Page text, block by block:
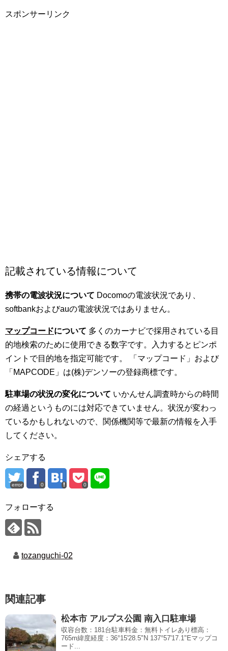
スポンサーリンク
記載されている情報について
携帯の電波状況について Docomoの電波状況であり、
softbankおよびauの電波状況ではありません。
マップコードについて 多くのカーナビで採用されている目
的地検索のために使用できる数字です。入力するとピンポ
イントで目的地を指定可能です。 「マップコード」および
「MAPCODE」は(株)デンソーの登録商標です。
駐車場の状況の変化について いかんせん調査時からの時間
の経過というものには対応できていません。状況が変わっ
ているかもしれないので、関係機関等で最新の情報を入手
してください。
シェアする
error 0 0
フォローする
tozanguchi-02
関連記事
松本市 アルプス公園 南入口駐車場
収容台数：181台駐車料金：無料トイレあり標高：
765m緯度経度：36°15'28.5"N 137°57'17.1"Eマップコ
ード...